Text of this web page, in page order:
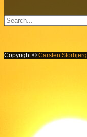
Copyright © Carsten Storbjerg